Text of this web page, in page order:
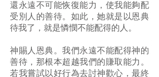
還永遠不可能恢復能力，使我能夠配
受別人的善待。如此，她就是以恩典
待我了，就是憐憫不能配得的人。
神賜人恩典。我們永遠不能配得神的
善待，那根本超越我們的賺取能力。
若我嘗試以好行為去討神歡心，最終